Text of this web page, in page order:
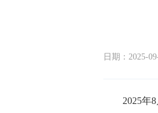
日期：2025-
2025年